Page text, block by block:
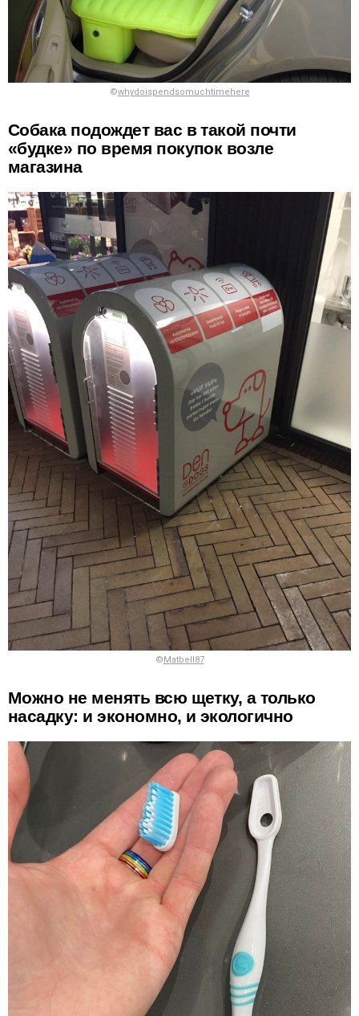
©whydoispendsomuchtimehere
Собака подождет вас в такой почти
«будке» по время покупок возле
магазина
© Matbell87
Можно не менять всю щетку, а только
насадку: и экономно, и экологично